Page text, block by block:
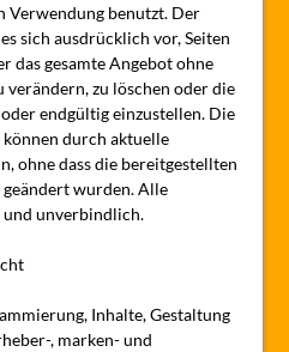
Verwendung benutzt. Der
sich ausdrücklich vor, Seiten
das gesamte Angebot ohne
verändern, zu löschen oder die
endgültig einzustellen. Die
durch aktuelle
ohne dass die bereitgestellten
wurden. Alle
unverbindlich.
Inhalte, Gestaltung
, marken- und